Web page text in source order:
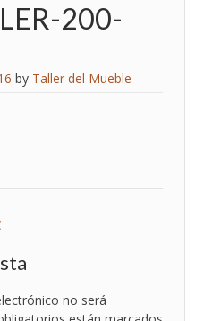
200-
by Taller del Mueble
no será